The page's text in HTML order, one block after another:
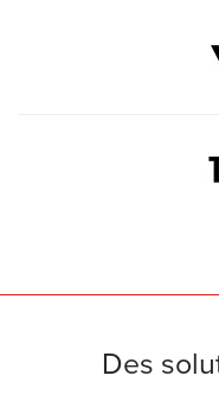
Des